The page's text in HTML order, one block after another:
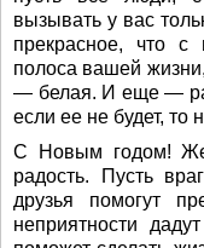
вызывать у вас
прекрасное, что
полоса вашей
— белая. И еще —
если ее не будет,
С Новым годом!
радость. Пусть
друзья помогут
неприятности